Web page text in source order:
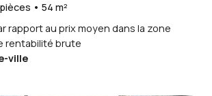
• 54 m²
rapport au prix moyen dans la zone
rentabilité brute
ville